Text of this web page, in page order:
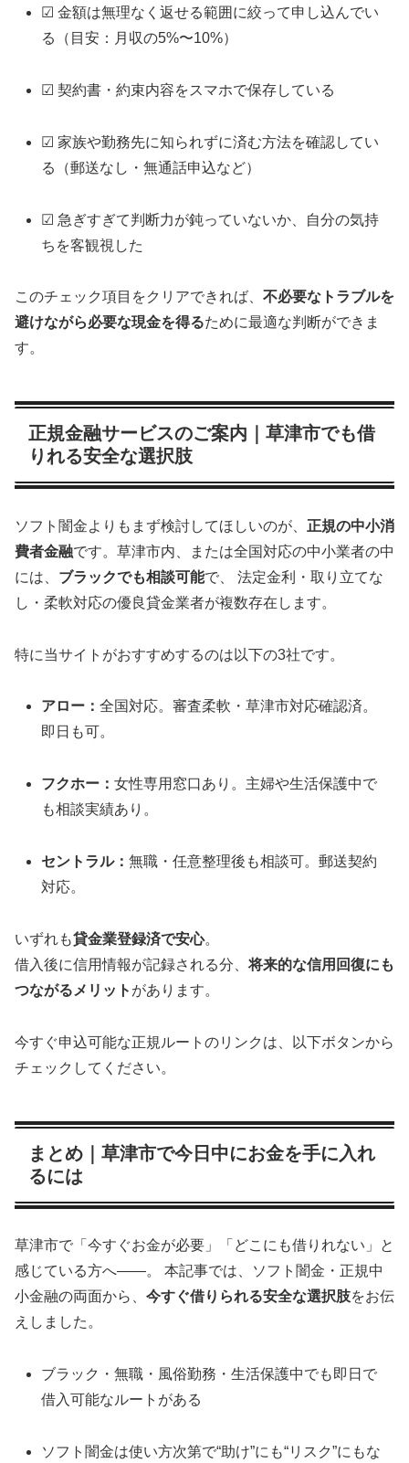
☑ 金額は無理なく返せる範囲に絞って申し込んでい
る（目安：月収の5%〜10%）
☑ 契約書・約束内容をスマホで保存している
☑ 家族や勤務先に知られずに済む方法を確認してい
る（郵送なし・無通話申込など）
☑ 急ぎすぎて判断力が鈍っていないか、自分の気持
ちを客観視した
このチェック項目をクリアできれば、 不必要なトラブルを
避けながら必要な現金を得るために最適な判断ができま
す。
正規金融サービスのご案内｜草津市でも借
りれる安全な選択肢
ソフト闇金よりもまず検討してほしいのが、 正規の中小消
費者金融です。草津市内、または全国対応の中小業者の中
には、 ブラックでも相談可能で、 法定金利・取り立てな
し・柔軟対応の優良貸金業者が複数存在します。
特に当サイトがおすすめするのは以下の3社です。
アロー：全国対応。審査柔軟・草津市対応確認済。
即日も可。
フクホー：女性専用窓口あり。主婦や生活保護中で
も相談実績あり。
セントラル：無職・任意整理後も相談可。郵送契約
対応。
いずれも貸金業登録済で安心。
借入後に信用情報が記録される分、将来的な信用回復にも
つながるメリット があります。
今すぐ申込可能な正規ルートのリンクは、以下ボタンから
チェックしてください。
まとめ｜草津市で今日中にお金を手に入れ
るには
草津市で「今すぐお金が必要」「どこにも借りれない」と
感じている方へ――。 本記事では、ソフト闇金・正規中
小金融の両面から、 今すぐ借りられる安全な選択肢をお伝
えしました。
ブラック・無職・風俗勤務・生活保護中でも即日で
借入可能なルートがある
ソフト闇金は使い方次第で“助け”にも“リスク”にもな